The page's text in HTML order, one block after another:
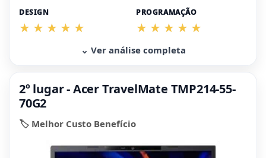
DESIGN PROGRAMAÇÃO
⌄ Ver análise completa
2º lugar - Acer TravelMate TMP214-55-
70G2
🏷️ Melhor Custo Benefício